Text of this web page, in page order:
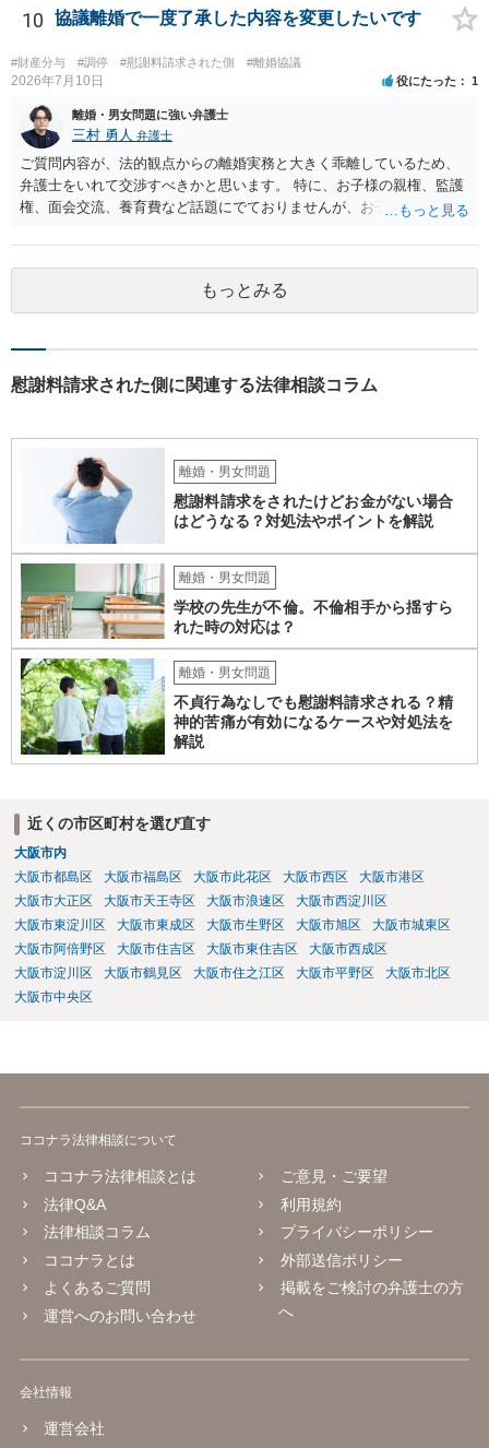
応するのがよいのか、それとも相手方の主張の一部をある程度受け入
れて（紛らわしい言動があったとして）示談や和解で収めるか、とい
すので、地元の複数の弁護士に聞いてみた方がよいと思います。
10 協議離婚で一度了承した内容を変更したいです
#財産分与 #調停 #慰謝料請求された側 #離婚協議
2026年7月10日 役にたった 1
離婚・男女問題に強い弁護士
三村 勇人 弁護士
ご質問内容が、法的観点からの離婚実務と大きく乖離しているため、
弁護士をいれて交渉すべきかと思います。 特に、お子様の親権、監護
権、面会交流、養育費など話題にでておりませんが、お子様の権利を
れを決めなかったために生じる質問がこの法律相談でも多くあげられ
ます。 一生に一度あるかないかの離婚という法律問題ですので、お近
くの弁護士事務所にご相談されることをお勧めします。
もっとみる
慰謝料請求された側に関連する法律相談コラム
離婚・男女問題
慰謝料請求をされたけどお金がない場合
はどうなる？対処法やポイントを解説
離婚・男女問題
学校の先生が不倫。不倫相手から揺すら
れた時の対応は？
離婚・男女問題
不貞行為なしでも慰謝料請求される？精
神的苦痛が有効になるケースや対処法を
解説
近くの市区町村を選び直す
大阪市内
大阪市都島区
大阪市福島区 大阪市此花区 大阪市西区
大阪市港区
大阪市大正区
大阪市天王寺区 大阪市浪速区
大阪市西淀川区
大阪市東淀川区
大阪市東成区 大阪市生野区 大阪市旭区
大阪市城東区
大阪市阿倍野区
大阪市住吉区 大阪市東住吉区
大阪市西成区
大阪市淀川区
大阪市鶴見区 大阪市住之江区 大阪市平野区
大阪市北区
大阪市中央区
ココナラ法律相談について
ココナラ法律相談とは
法律Q&A
法律相談コラム
ココナラとは
よくあるご質問
運営へのお問い合わせ
ご意見・ご要望
利用規約
プライバシーポリシー
外部送信ポリシー
掲載をご検討の弁護士の方
へ
会社情報
運営会社